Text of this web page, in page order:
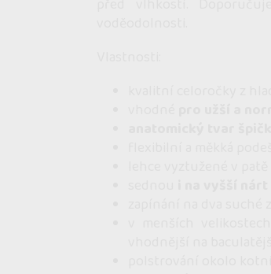
před vlhkostí.
kvalitní celoročky z
pro užší a
anatomický tvar
flexibilní a měkká
zapínání na dva suché
v menších
vhodnější na
polstrování okolo